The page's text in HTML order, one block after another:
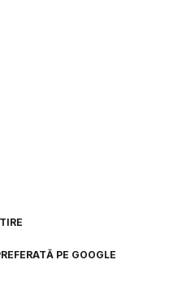
PE GOOGLE